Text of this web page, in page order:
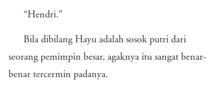
“Hendri.”
Bila dibilang Hayu adalah sosok putri dari
seorang pemimpin besar, agaknya itu sangat benar-
benar tercermin padanya.